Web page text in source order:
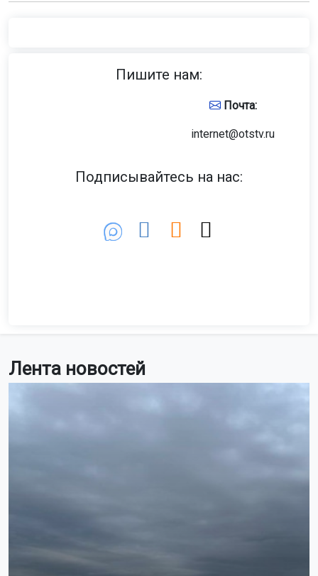
Лента новостей
Пишите нам:
Почта:
internet@otstv.ru
Подписывайтесь на нас: